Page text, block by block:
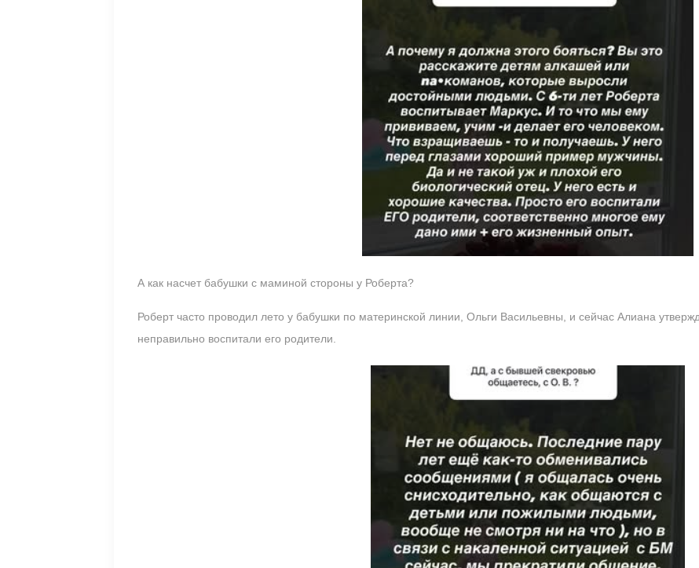
А как насчет бабушки с маминой стороны у Роберта?
Роберт часто проводил лето у бабушки по материнской линии, Ольги Васильевны, и сейчас Алиана
неправильно воспитали его родители.